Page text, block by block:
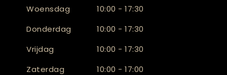
Woensdag
10:00 - 17:30
Donderdag
10:00 - 17:30
Vrijdag
10:00 - 17:30
Zaterdag
10:00 - 17:00